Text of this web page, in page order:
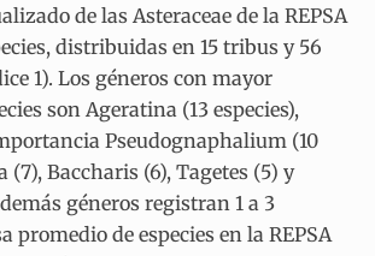
de las Asteraceae de la REPSA
distribuidas en 15 tribus y 56
1). Los géneros con mayor
son Ageratina (13 especies),
Pseudognaphalium (10
(7), Baccharis (6), Tagetes (5) y
géneros registran 1 a 3
promedio de especies en la REPSA